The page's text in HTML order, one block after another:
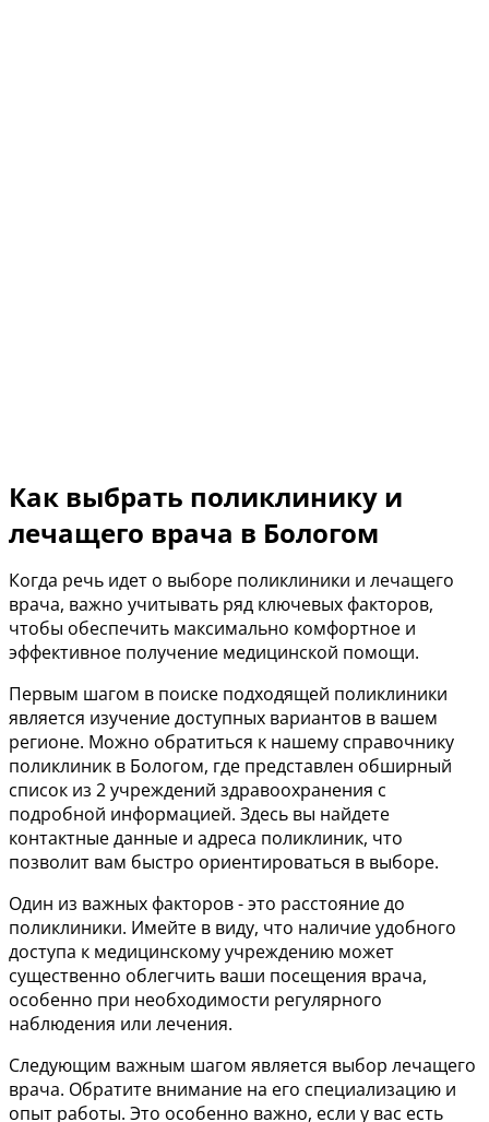
Как выбрать поликлинику и
лечащего врача в Бологом
Когда речь идет о выборе поликлиники и лечащего
врача, важно учитывать ряд ключевых факторов,
чтобы обеспечить максимально комфортное и
эффективное получение медицинской помощи.
Первым шагом в поиске подходящей поликлиники
является изучение доступных вариантов в вашем
регионе. Можно обратиться к нашему справочнику
поликлиник в Бологом, где представлен обширный
список из 2 учреждений здравоохранения с
подробной информацией. Здесь вы найдете
контактные данные и адреса поликлиник, что
позволит вам быстро ориентироваться в выборе.
Один из важных факторов - это расстояние до
поликлиники. Имейте в виду, что наличие удобного
доступа к медицинскому учреждению может
существенно облегчить ваши посещения врача,
особенно при необходимости регулярного
наблюдения или лечения.
Следующим важным шагом является выбор лечащего
врача. Обратите внимание на его специализацию и
опыт работы. Это особенно важно, если у вас есть